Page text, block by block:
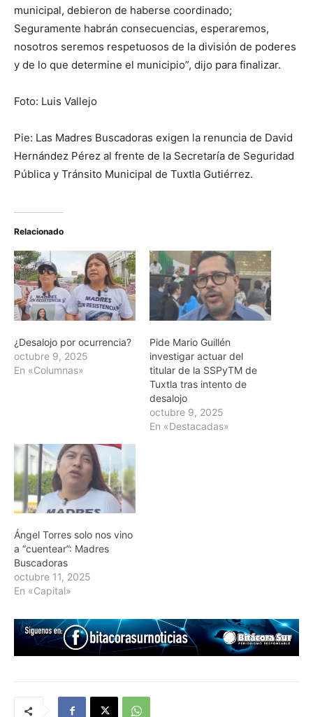
municipal, debieron de haberse coordinado;
Seguramente habrán consecuencias, esperaremos,
nosotros seremos respetuosos de la división de poderes
y de lo que determine el municipio”, dijo para finalizar.
Foto: Luis Vallejo
Pie: Las Madres Buscadoras exigen la renuncia de David
Hernández Pérez al frente de la Secretaría de Seguridad
Pública y Tránsito Municipal de Tuxtla Gutiérrez.
Relacionado
¿Desalojo por ocurrencia?
octubre 9, 2025
En «Columnas»
Pide Mario Guillén
investigar actuar del
titular de la SSPyTM de
Tuxtla tras intento de
desalojo
octubre 9, 2025
En «Destacadas»
Ángel Torres solo nos vino
a “cuentear”: Madres
Buscadoras
octubre 11, 2025
En «Capital»